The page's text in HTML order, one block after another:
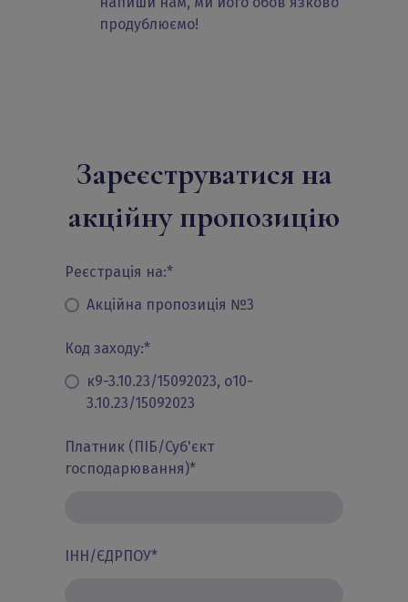
продублюємо!
Зареєструватися на
акційну пропозицію
Реєстрація на:*
Акційна пропозиція №3
Код заходу:*
к9-3.10.23/15092023, о10-
3.10.23/15092023
Платник (ПІБ/Суб'єкт
господарювання)*
ІНН/ЄДРПОУ*